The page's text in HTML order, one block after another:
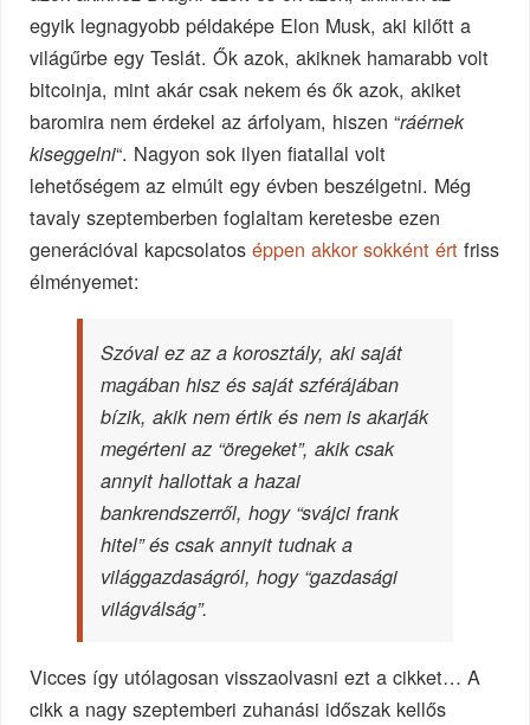
egyik legnagyobb példaképe Elon Musk, aki kilőtt a
világűrbe egy Teslát. Ők azok, akiknek hamarabb volt
bitcoinja, mint akár csak nekem és ők azok, akiket
baromira nem érdekel az árfolyam, hiszen “ráérnek
kiseggelni“. Nagyon sok ilyen fiatallal volt
lehetőségem az elmúlt egy évben beszélgetni. Még
tavaly szeptemberben foglaltam keretesbe ezen
generációval kapcsolatoséppen akkor sokként ért friss
élményemet:
Szóval ez az a korosztály, aki saját
magában hisz és saját szférájában
bízik, akik nem értik és nem is akarják
megérteni az “öregeket”, akik csak
annyit hallottak a hazai
bankrendszerről, hogy “svájci frank
hitel” és csak annyit tudnak a
világgazdaságról, hogy “gazdasági
világválság”.
Vicces így utólagosan visszaolvasni ezt a cikket… A
cikk a nagy szeptemberi zuhanási időszak kellős